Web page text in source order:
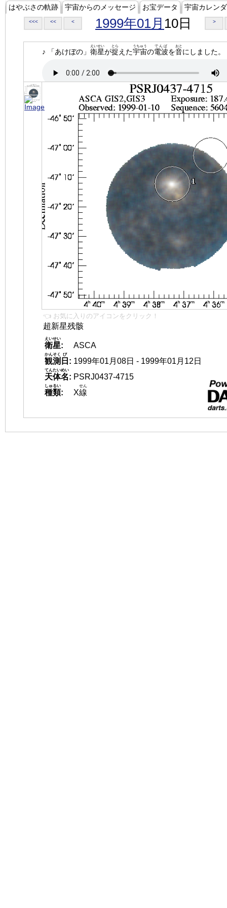
はやぶさの軌跡 宇宙からのメッセージ お宝データ 宇宙カレン
<<< << < 1999年01月 10日 >
♪ 「あけぼの」 衛星
えいせい
が捉
とら
えた宇宙
うちゅう
の電波
でんぱ
を音
おと
にしました。
👈 お気に入りのアイコンをクリック！
超新星残骸
衛星
えいせい
:
ASCA
観測
かんそく
日
び
: 1999年01月08日 - 1999年01月12日
天体名
てんたいめい
: PSRJ0437-4715
種類
しゅるい
: X線
せん